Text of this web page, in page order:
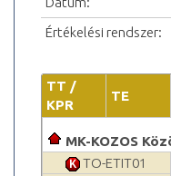
Értékelési rendszer:
TT /
KPR
TE
MK-KOZOS
TO-ETIT01